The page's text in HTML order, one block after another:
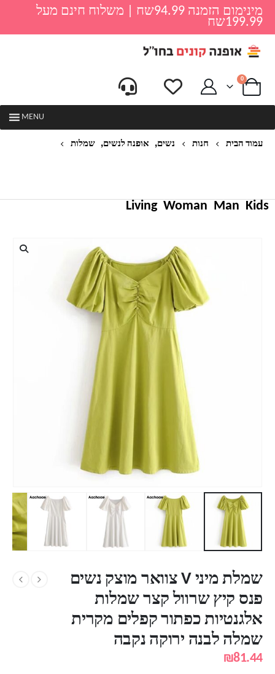
מינימום הזמנה 94.99שח | משלוח חינם מעל
199.99שח
0
MENU
עמוד הבית חנות נשים, אופנה לנשים, שמלות
Kids
Man
Woman
Living
שמלת מיני V צוואר מוצק נשים
פנס קיץ שרוול קצר שמלות
אלגנטיות כפתור קפלים מקרית
שמלה לבנה ירוקה נקבה
₪81.44